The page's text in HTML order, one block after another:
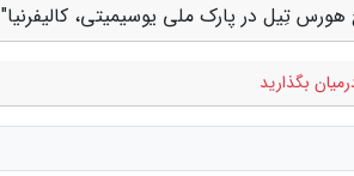
تِیل در پارک ملی یوسیمیتی، کالیفرنیا"
بگذارید